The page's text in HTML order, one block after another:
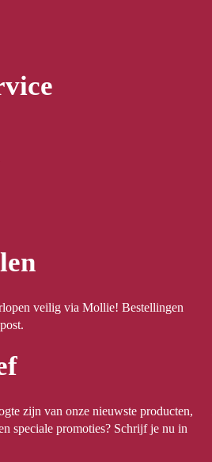
veilig via Mollie! Bestellingen
zijn van onze nieuwste producten,
speciale promoties? Schrijf je nu in